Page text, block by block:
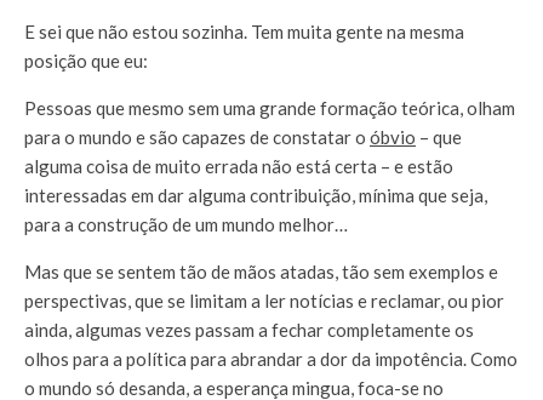
E sei que não estou sozinha. Tem muita gente na mesma
posição que eu:
Pessoas que mesmo sem uma grande formação teórica, olham
para o mundo e são capazes de constatar o óbvio – que
alguma coisa de muito errada não está certa – e estão
interessadas em dar alguma contribuição, mínima que seja,
para a construção de um mundo melhor…
Mas que se sentem tão de mãos atadas, tão sem exemplos e
perspectivas, que se limitam a ler notícias e reclamar, ou pior
ainda, algumas vezes passam a fechar completamente os
olhos para a política para abrandar a dor da impotência. Como
o mundo só desanda, a esperança mingua, foca-se no